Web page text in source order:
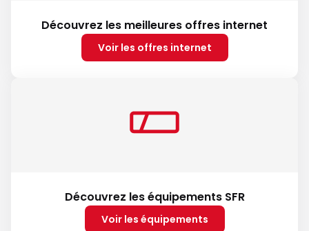
Découvrez les meilleures offres internet
Voir les offres internet
Découvrez les équipements SFR
Voir les équipements